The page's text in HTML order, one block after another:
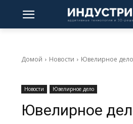
Домой Новости Ювелирное дело
Новости Ювелирное дело
Ювелирное